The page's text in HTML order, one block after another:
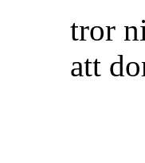
tror
att